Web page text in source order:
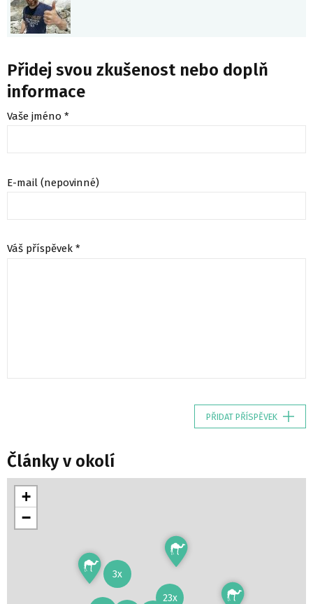
Přidej svou zkušenost nebo doplň
informace
Vaše jméno *
E-mail (nepovinné)
Váš příspěvek *
PŘIDAT PŘÍSPĚVEK
Články v okolí
3x
23x
+
−